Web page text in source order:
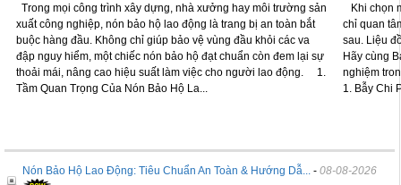
Trong mọi công trình xây dựng, nhà xưởng hay môi trường sản
xuất công nghiệp, nón bảo hộ lao động là trang bị an toàn bắt
buộc hàng đầu. Không chỉ giúp bảo vệ vùng đầu khỏi các va
đập nguy hiểm, một chiếc nón bảo hộ đạt chuẩn còn đem lại sự
thoải mái, nâng cao hiệu suất làm việc cho người lao động. 1.
Tầm Quan Trọng Của Nón Bảo Hộ La...
Khi chọn
chỉ quan
sau. Liệu
Hãy cùng
nghiệm
1. Bẫy Chi
Nón Bảo Hộ Lao Động: Tiêu Chuẩn An Toàn & Hướng Dẫ... - 08-08-2026